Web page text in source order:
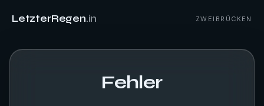
LetzterRegen.in ZWEIBRÜCKEN
Fehler